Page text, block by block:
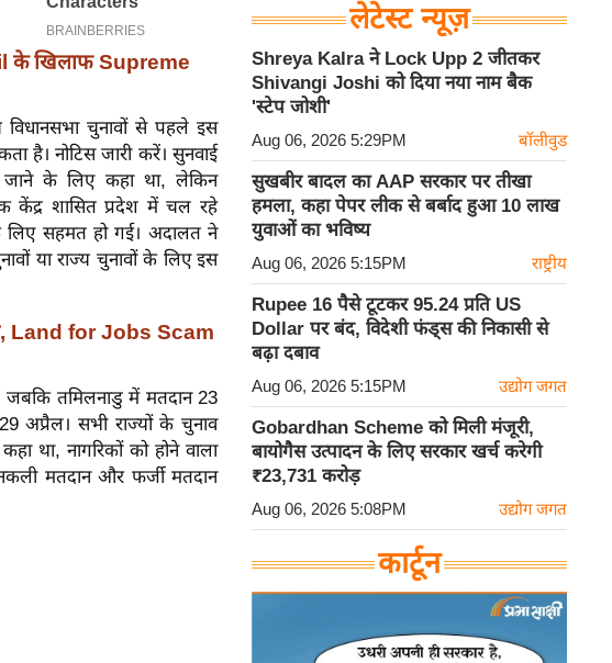
के खिलाफ Supreme
विधानसभा चुनावों से पहले इस
है। नोटिस जारी करें। सुनवाई
जाने के लिए कहा था, लेकिन
केंद्र शासित प्रदेश में चल रहे
लिए सहमत हो गई। अदालत ने
या राज्य चुनावों के लिए इस
Land for Jobs Scam
तमिलनाडु में मतदान 23
अप्रैल। सभी राज्यों के चुनाव
था, नागरिकों को होने वाला
मतदान और फर्जी मतदान
लेटेस्ट न्यूज़
Shreya Kalra ने Lock Upp 2 जीतकर
Shivangi Joshi को दिया नया नाम बैक
'स्टेप जोशी'
Aug 06, 2026 5:29PM बॉलीवुड
सुखबीर बादल का AAP सरकार पर तीखा
हमला, कहा पेपर लीक से बर्बाद हुआ 10 लाख
युवाओं का भविष्य
Aug 06, 2026 5:15PM राष्ट्रीय
Rupee 16 पैसे टूटकर 95.24 प्रति US
Dollar पर बंद, विदेशी फंड्स की निकासी से
बढ़ा दबाव
Aug 06, 2026 5:15PM उद्योग जगत
Gobardhan Scheme को मिली मंजूरी,
बायोगैस उत्पादन के लिए सरकार खर्च करेगी
₹23,731 करोड़
Aug 06, 2026 5:08PM उद्योग जगत
कार्टून